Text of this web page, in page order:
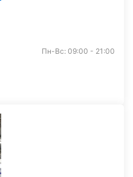
Пн-Вс: 09:00 - 21:00